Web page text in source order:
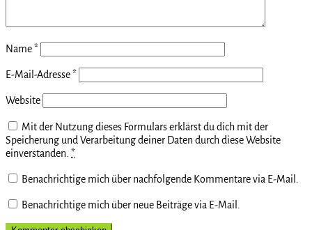
Name*
E-Mail-Adresse*
Website
Mit der Nutzung dieses Formulars erklärst du dich mit der
Speicherung und Verarbeitung deiner Daten durch diese Website
einverstanden. *
Benachrichtige mich über nachfolgende Kommentare via E-Mail.
Benachrichtige mich über neue Beiträge via E-Mail.